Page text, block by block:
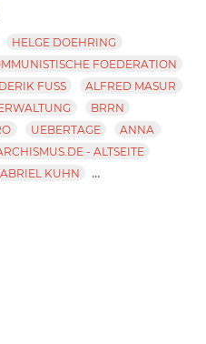
HELGE DOEHRING
FOEDERATION
FUSS
ALFRED MASUR
BRRN
UEBERTAGE
ANNA
- ALTSEITE
KUHN ...